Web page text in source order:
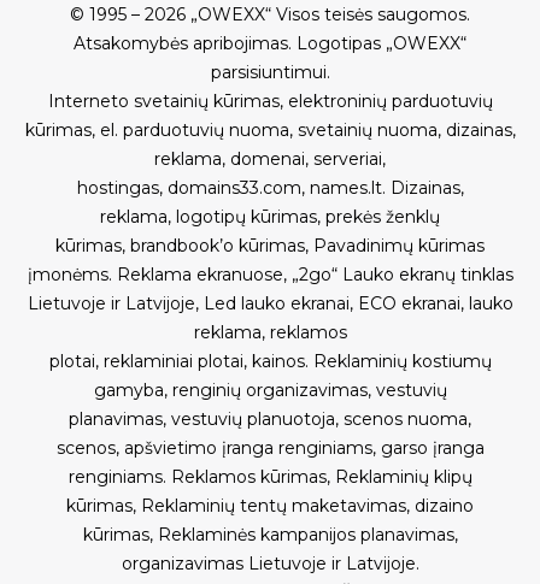
© 1995 – 2026 „OWEXX“ Visos teisės saugomos.
Atsakomybės apribojimas. Logotipas „OWEXX“
parsisiuntimui.
Interneto svetainių kūrimas, elektroninių parduotuvių
kūrimas, el. parduotuvių nuoma, svetainių nuoma, dizainas,
reklama, domenai, serveriai,
hostingas, domains33.com, names.lt. Dizainas,
reklama, logotipų kūrimas, prekės ženklų
kūrimas, brandbook’o kūrimas, Pavadinimų kūrimas
įmonėms. Reklama ekranuose, „2go“ Lauko ekranų tinklas
Lietuvoje ir Latvijoje, Led lauko ekranai, ECO ekranai, lauko
reklama, reklamos
plotai, reklaminiai plotai, kainos. Reklaminių kostiumų
gamyba, renginių organizavimas, vestuvių
planavimas, vestuvių planuotoja, scenos nuoma,
scenos, apšvietimo įranga renginiams, garso įranga
renginiams. Reklamos kūrimas, Reklaminių klipų
kūrimas, Reklaminių tentų maketavimas, dizaino
kūrimas, Reklaminės kampanijos planavimas,
organizavimas Lietuvoje ir Latvijoje.